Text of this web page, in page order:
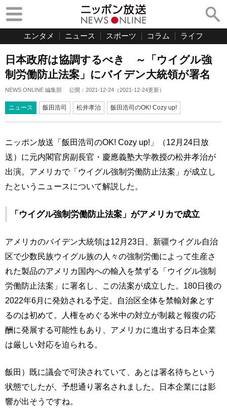
エンタメ ニュース スポーツ コラム ライフ
日本政府は協調するべき ～「ウイグル強
制労働防止法案」にバイデン大統領が署名
NEWS ONLINE 編集部 公開： 2021-12-24 （2021-12-24更新）
ニュース 飯田浩司 松井孝治 飯田浩司のOK! Cozy up!
ニッポン放送「飯田浩司のOK! Cozy up!」（12月24日放
送）に元内閣官房副長官・慶應義塾大学教授の松井孝治が
出演。アメリカで「ウイグル強制労働防止法案」が成立し
たというニュースについて解説した。
「ウイグル強制労働防止法案」がアメリカで成立
アメリカのバイデン大統領は12月23日、新疆ウイグル自治
区で少数民族ウイグル族の人々の強制労働によって生産さ
れた製品のアメリカ国内への輸入を禁ずる「ウイグル強制
労働防止法案」に署名し、この法案が成立した。180日後の
2022年6月に発効される予定。自治区全体を禁輸対象とす
るのは初めて。人権をめぐる米中の対立が制裁と報復の応
酬に発展する可能性もあり、アメリカに進出する日本企業
は厳しい対応を迫られる。
飯田）既に議会で可決されていて、あとは署名待ちという
状態でしたが、予想通り署名されました。日本企業には影
響が出そうですね。